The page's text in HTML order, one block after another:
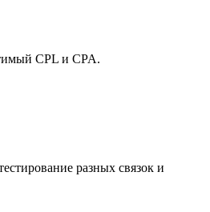
CPL и CPA.
разных связок и